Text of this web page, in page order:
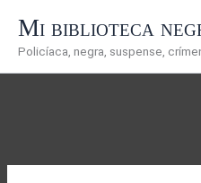
contenido
Mi biblioteca
Policíaca, negra, suspense,